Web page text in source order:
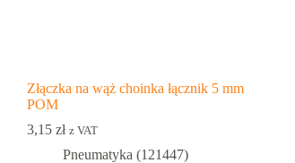
Złączka na wąż choinka łącznik 5 mm
POM
3,15 zł z VAT
Pneumatyka (121447)